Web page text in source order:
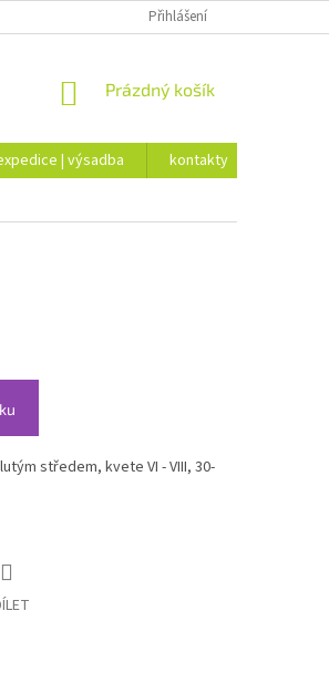
KONTAKTY
Přihlášení
NÁKUPNÍ
Prázdný košík
| výsadba
kontakty
středem, kvete VI - VIII, 30-